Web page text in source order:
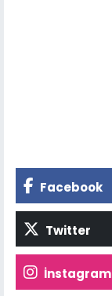
Facebook
Twitter
İnstagram